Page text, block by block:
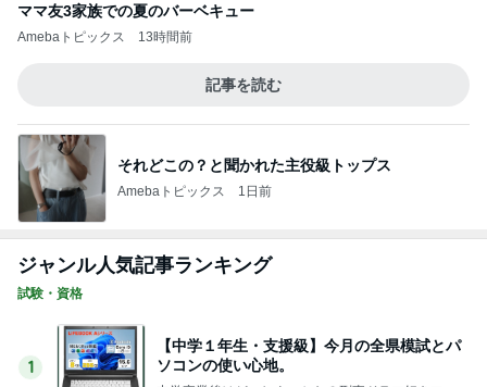
社労士試験合格者のお気楽日記（社労士試験問題演
5
【中学１年生・支援級】勉強とスポーツの両
立って凄いな、改めて感じます。
このジャンルの記事をもっと見る
次世代掃除機がやってきた！！
Amebaトピックス 1時間前